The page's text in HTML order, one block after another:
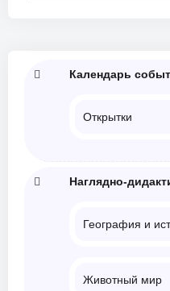
Календарь
Открытки
Наглядно-
География и
Животный мир